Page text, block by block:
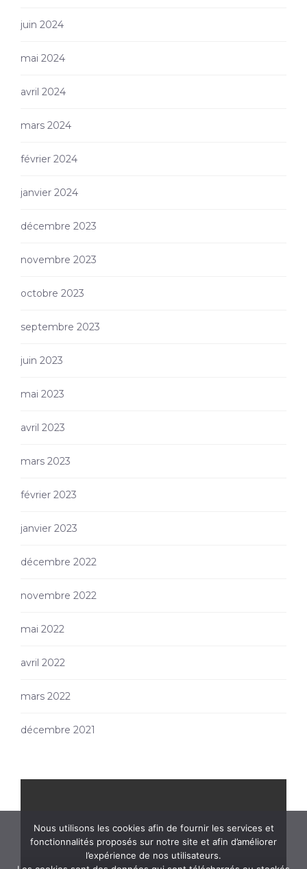
juin 2024
mai 2024
avril 2024
mars 2024
février 2024
janvier 2024
décembre 2023
novembre 2023
octobre 2023
septembre 2023
juin 2023
mai 2023
avril 2023
mars 2023
février 2023
janvier 2023
décembre 2022
novembre 2022
mai 2022
avril 2022
mars 2022
décembre 2021
Nous utilisons les cookies afin de fournir les services et
fonctionnalités proposés sur notre site et afin d’améliorer
l’expérience de nos utilisateurs.